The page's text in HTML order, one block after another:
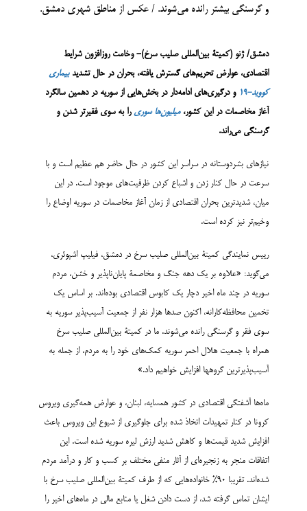
و گرسنگی بیشتر رانده می‌شوند. / عکس از مناطق شهری دمشق.
دمشق/ ژنو (کمیتۀ بین‌المللی صلیب سرخ)- وخامت روزافزون شرایط
اقتصادی، عوارض تحریم‌های گسترش یافته، بحران در حال تشدیدبیماری
کووید-19
و درگیری‌های ادامه‌دار در بخش‌هایی از سوریه در دهمین سالگرد
آغاز مخاصمات در این کشور،میلیون‌ها سوری را به سوی فقیرتر شدن و
گرسنگی می‌راند.
نیازهای بشردوستانه در سراسر این کشور در حال حاضر هم عظیم است و با
سرعت در حال کنار زدن و اشباع کردن ظرفیت‌های موجود است. در این
میان، شدیدترین بحران اقتصادی از زمان آغاز مخاصمات در سوریه اوضاع را
وخیم‌تر نیز کرده است.
رییس نمایندگی کمیتۀ بین‌المللی صلیب سرخ در دمشق، فیلیپ اشپوئری،
می‌گوید: «علاوه بر یک دهه جنگ و مخاصمۀ پایان‌ناپذیر و خشن، مردم
سوریه در چند ماه اخیر دچار یک کابوس اقتصادی بوده‌اند. بر اساس یک
تخمین محافظه‌کارانه، اکنون صدها هزار نفر از جمعیت آسیب‌پذیر سوریه به
سوی فقر و گرسنگی رانده می‌شوند. ما در کمیتۀ بین‌المللی صلیب سرخ
همراه با جمعیت هلال احمر سوریه کمک‌های خود را به مردم، از جمله به
آسیب‌پذیرترین گروهها افزایش خواهیم داد.»
ماه‌ها آشفتگی اقتصادی در کشور همسایه، لبنان، و عوارض همه‌گیری ویروس
کرونا در کنار تمهیدات اتخاذ شده برای جلوگیری از شیوع این ویروس باعث
افزایش شدید قیمت‌ها و کاهش شدید ارزش لیره سوریه شده است. این
اتفاقات منجر به زنجیره‌ای از آثار منفی مختلف بر کسب و کار و درآمد مردم
شده‌اند. تقریبا 90% خانواده‌هایی که از طرف کمیتۀ بین‌المللی صلیب سرخ با
ایشان تماس گرفته شد، از دست دادن شغل یا منابع مالی در ماه‌های اخیر را